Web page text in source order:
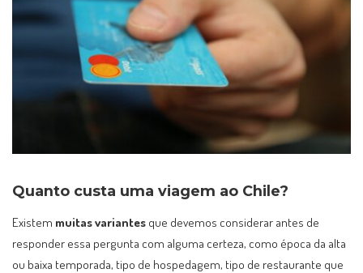
Quanto custa uma viagem ao Chile?
Existem muitas variantes que devemos considerar antes de
responder essa pergunta com alguma certeza, como época da alta
ou baixa temporada, tipo de hospedagem, tipo de restaurante que